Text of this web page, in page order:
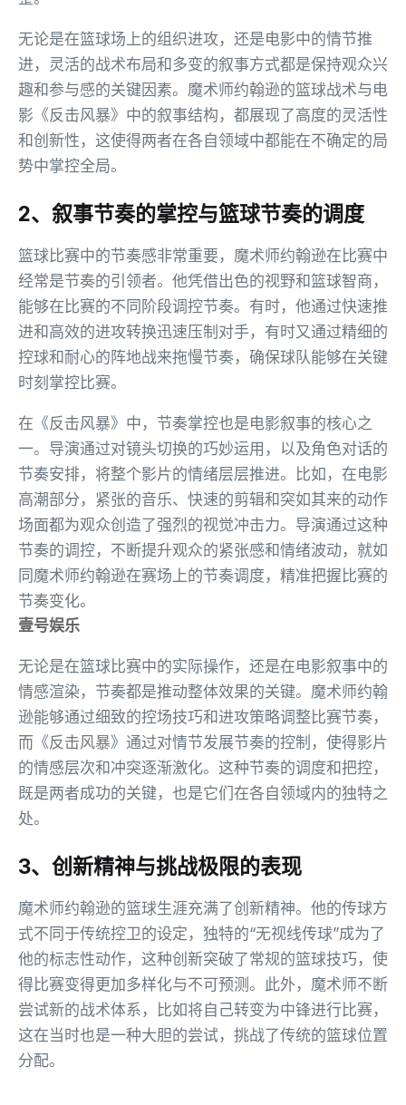
无论是在篮球场上的组织进攻，还是电影中的情节推
进，灵活的战术布局和多变的叙事方式都是保持观众兴
趣和参与感的关键因素。魔术师约翰逊的篮球战术与电
影《反击风暴》中的叙事结构，都展现了高度的灵活性
和创新性，这使得两者在各自领域中都能在不确定的局
势中掌控全局。
2、叙事节奏的掌控与篮球节奏的调度
篮球比赛中的节奏感非常重要，魔术师约翰逊在比赛中
经常是节奏的引领者。他凭借出色的视野和篮球智商，
能够在比赛的不同阶段调控节奏。有时，他通过快速推
进和高效的进攻转换迅速压制对手，有时又通过精细的
控球和耐心的阵地战来拖慢节奏，确保球队能够在关键
时刻掌控比赛。
在《反击风暴》中，节奏掌控也是电影叙事的核心之
一。导演通过对镜头切换的巧妙运用，以及角色对话的
节奏安排，将整个影片的情绪层层推进。比如，在电影
高潮部分，紧张的音乐、快速的剪辑和突如其来的动作
场面都为观众创造了强烈的视觉冲击力。导演通过这种
节奏的调控，不断提升观众的紧张感和情绪波动，就如
同魔术师约翰逊在赛场上的节奏调度，精准把握比赛的
节奏变化。
壹号娱乐
无论是在篮球比赛中的实际操作，还是在电影叙事中的
情感渲染，节奏都是推动整体效果的关键。魔术师约翰
逊能够通过细致的控场技巧和进攻策略调整比赛节奏，
而《反击风暴》通过对情节发展节奏的控制，使得影片
的情感层次和冲突逐渐激化。这种节奏的调度和把控，
既是两者成功的关键，也是它们在各自领域内的独特之
处。
3、创新精神与挑战极限的表现
魔术师约翰逊的篮球生涯充满了创新精神。他的传球方
式不同于传统控卫的设定，独特的“无视线传球”成为了
他的标志性动作，这种创新突破了常规的篮球技巧，使
得比赛变得更加多样化与不可预测。此外，魔术师不断
尝试新的战术体系，比如将自己转变为中锋进行比赛，
这在当时也是一种大胆的尝试，挑战了传统的篮球位置
分配。